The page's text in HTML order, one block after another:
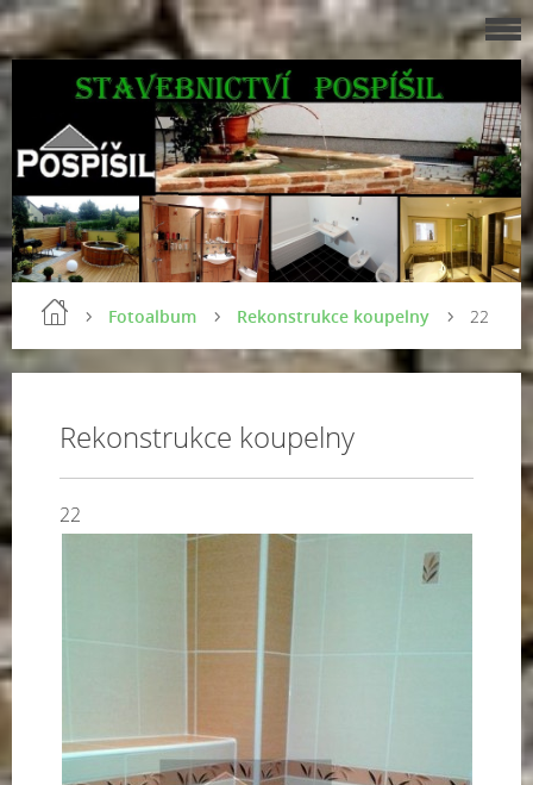
Fotoalbum Rekonstrukce koupelny 22
Rekonstrukce koupelny
22